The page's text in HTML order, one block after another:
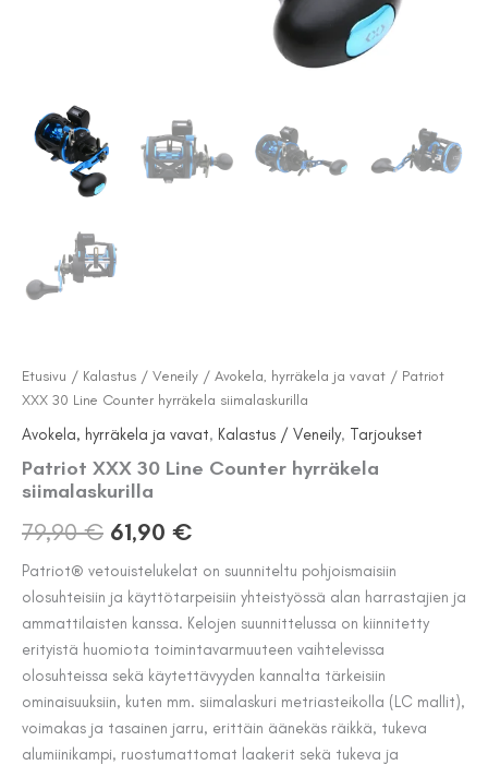
Etusivu / Kalastus / Veneily / Avokela, hyrräkela ja vavat / Patriot
XXX 30 Line Counter hyrräkela siimalaskurilla
Avokela, hyrräkela ja vavat, Kalastus / Veneily, Tarjoukset
Patriot XXX 30 Line Counter hyrräkela
siimalaskurilla
79,90€ Alkuperäinen
hinta
oli:
79,90 €.
61,90 €
hinta
on:
61,90 €.
Patriot® vetouistelukelat on suunniteltu pohjoismaisiin
olosuhteisiin ja käyttötarpeisiin yhteistyössä alan harrastajien ja
ammattilaisten kanssa. Kelojen suunnittelussa on kiinnitetty
erityistä huomiota toimintavarmuuteen vaihtelevissa
olosuhteissa sekä käytettävyyden kannalta tärkeisiin
ominaisuuksiin, kuten mm. siimalaskuri metriasteikolla (LC mallit),
voimakas ja tasainen jarru, erittäin äänekäs räikkä, tukeva
alumiinikampi, ruostumattomat laakerit sekä tukeva ja